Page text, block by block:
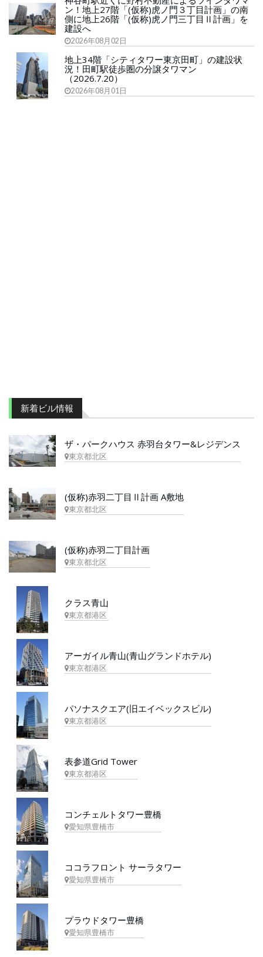
ン！地上27階「(仮称)虎ノ門３丁目計画」の南
側に地上26階「(仮称)虎ノ門三丁目Ⅱ計画」を
建設へ
2026年08月02日
地上34階「シティタワー東京田町」の建設状
況！田町駅徒歩圏の分譲タワマン
（2026.7.20）
2026年08月01日
新着ビル情報
ザ・パークハウス 赤羽台タワー&レジデンス
東京都北区
(仮称)赤羽二丁目Ⅱ計画 A敷地
東京都北区
(仮称)赤羽二丁目計画
東京都北区
クラス青山
東京都港区
アーガイル青山(青山グランドホテル)
東京都港区
パソナスクエア(旧エイベックスビル)
東京都港区
表参道Grid Tower
東京都港区
コンチェルトタワー豊橋
愛知県豊橋市
ココラフロント サーラタワー
愛知県豊橋市
プラウドタワー豊橋
愛知県豊橋市